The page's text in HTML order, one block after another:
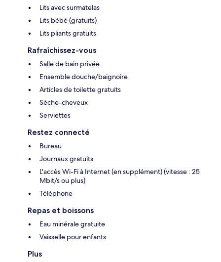
Lits avec surmatelas
Lits bébé (gratuits)
Lits pliants gratuits
Rafraîchissez-vous
Salle de bain privée
Ensemble douche/baignoire
Articles de toilette gratuits
Sèche-cheveux
Serviettes
Restez connecté
Bureau
Journaux gratuits
L'accès Wi-Fi à Internet (en supplément) (vitesse : 25
Mbit/s ou plus)
Téléphone
Repas et boissons
Eau minérale gratuite
Vaisselle pour enfants
Plus